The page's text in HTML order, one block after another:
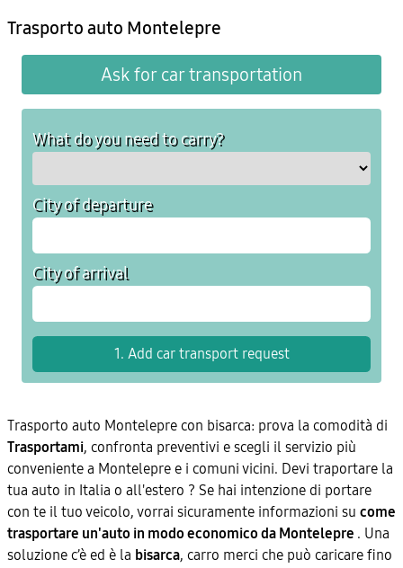
Trasporto auto Montelepre
Ask for car transportation
What do you need to carry?
City of departure
City of arrival
Trasporto auto Montelepre con bisarca: prova la comodità di
Trasportami, confronta preventivi e scegli il servizio più
conveniente a Montelepre e i comuni vicini. Devi traportare la
tua auto in Italia o all'estero ? Se hai intenzione di portare
con te il tuo veicolo, vorrai sicuramente informazioni su come
trasportare un'auto in modo economico da Montelepre . Una
soluzione c’è ed è la bisarca, carro merci che può caricare fino